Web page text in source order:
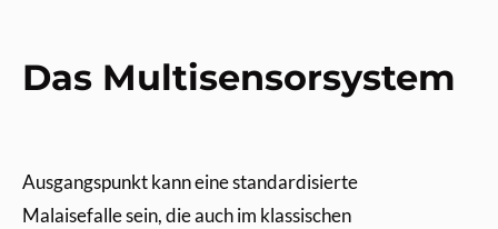
Das Multisensorsystem
Ausgangspunkt kann eine standardisierte
Malaisefalle sein, die auch im klassischen